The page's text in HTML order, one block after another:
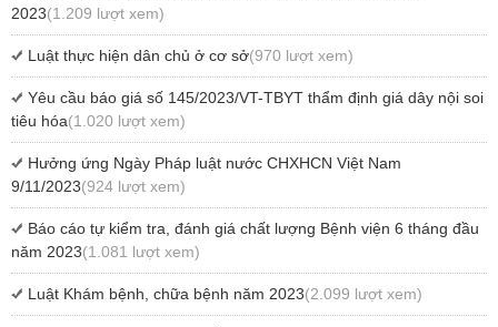
2023(1.209 lượt xem)
Luật thực hiện dân chủ ở cơ sở(970 lượt xem)
Yêu cầu báo giá số 145/2023/VT-TBYT thẩm định giá dây nội soi
tiêu hóa(1.020 lượt xem)
Hưởng ứng Ngày Pháp luật nước CHXHCN Việt Nam
9/11/2023(924 lượt xem)
Báo cáo tự kiểm tra, đánh giá chất lượng Bệnh viện 6 tháng đầu
năm 2023(1.081 lượt xem)
Luật Khám bệnh, chữa bệnh năm 2023(2.099 lượt xem)